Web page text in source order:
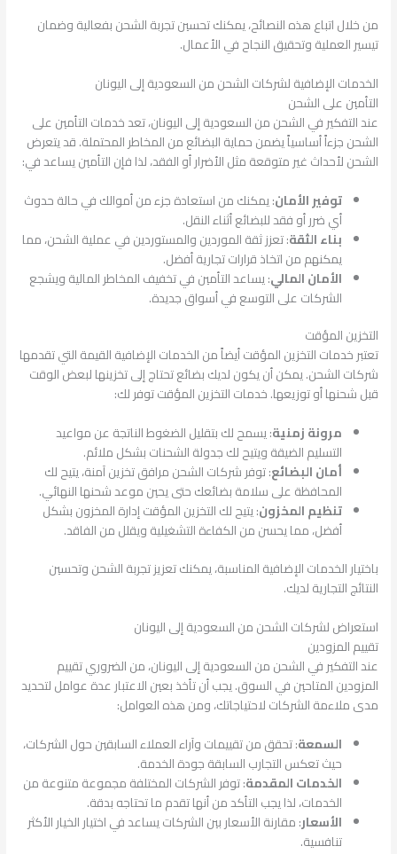
من خلال اتباع هذه النصائح، يمكنك تحسين تجربة الشحن بفعالية وضمان
تيسير العملية وتحقيق النجاح في الأعمال.
الخدمات الإضافية لشركات الشحن من السعودية إلى اليونان
التأمين على الشحن
عند التفكير في الشحن من السعودية إلى اليونان، تعد خدمات التأمين على
الشحن جزءاً أساسياً يضمن حماية البضائع من المخاطر المحتملة. قد يتعرض
الشحن لأحداث غير متوقعة مثل الأضرار أو الفقد، لذا فإن التأمين يساعد في:
توفير الأمان: يمكنك من استعادة جزء من أموالك في حالة حدوث
أي ضرر أو فقد للبضائع أثناء النقل.
بناء الثقة: تعزز ثقة الموردين والمستوردين في عملية الشحن، مما
يمكنهم من اتخاذ قرارات تجارية أفضل.
الأمان المالي: يساعد التأمين في تخفيف المخاطر المالية ويشجع
الشركات على التوسع في أسواق جديدة.
التخزين المؤقت
تعتبر خدمات التخزين المؤقت أيضاً من الخدمات الإضافية القيمة التي تقدمها
شركات الشحن. يمكن أن يكون لديك بضائع تحتاج إلى تخزينها لبعض الوقت
قبل شحنها أو توزيعها. خدمات التخزين المؤقت توفر لك:
مرونة زمنية: يسمح لك بتقليل الضغوط الناتجة عن مواعيد
التسليم الضيقة ويتيح لك جدولة الشحنات بشكل ملائم.
أمان البضائع: توفر شركات الشحن مرافق تخزين آمنة، يتيح لك
المحافظة على سلامة بضائعك حتى يحين موعد شحنها النهائي.
تنظيم المخزون: يتيح لك التخزين المؤقت إدارة المخزون بشكل
أفضل، مما يحسن من الكفاءة التشغيلية ويقلل من الفاقد.
باختيار الخدمات الإضافية المناسبة، يمكنك تعزيز تجربة الشحن وتحسين
النتائج التجارية لديك.
استعراض لشركات الشحن من السعودية إلى اليونان
تقييم المزودين
عند التفكير في الشحن من السعودية إلى اليونان، من الضروري تقييم
المزودين المتاحين في السوق. يجب أن تأخذ بعين الاعتبار عدة عوامل لتحديد
مدى ملاءمة الشركات لاحتياجاتك، ومن هذه العوامل:
السمعة: تحقق من تقييمات وآراء العملاء السابقين حول الشركات،
حيث تعكس التجارب السابقة جودة الخدمة.
الخدمات المقدمة: توفر الشركات المختلفة مجموعة متنوعة من
الخدمات، لذا يجب التأكد من أنها تقدم ما تحتاجه بدقة.
الأسعار: مقارنة الأسعار بين الشركات يساعد في اختيار الخيار الأكثر
تنافسية.